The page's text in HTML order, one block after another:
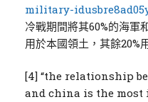
military-
冷戰期間將其60%的海軍
用於本國領土，其餘20%
[4] “the relationship
and china is the